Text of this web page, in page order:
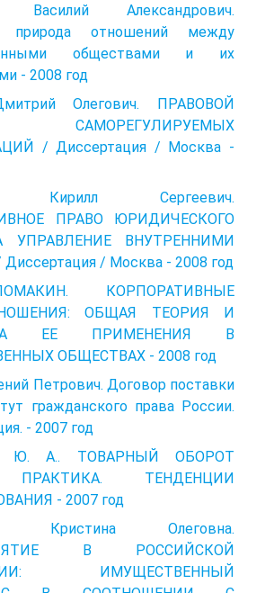
Василий Александрович.
природа отношений между
обществами и их
- 2008 год
Олегович. ПРАВОВОЙ
САМОРЕГУЛИРУЕМЫХ
/ Диссертация / Москва -
Кирилл Сергеевич.
ПРАВО ЮРИДИЧЕСКОГО
ВНУТРЕННИМИ
/ Москва - 2008 год
КОРПОРАТИВНЫЕ
ОБЩАЯ ТЕОРИЯ И
ЕЕ ПРИМЕНЕНИЯ В
ОБЩЕСТВАХ - 2008 год
Петрович. Договор поставки
гражданского права России.
- 2007 год
Ю. А.. ТОВАРНЫЙ ОБОРОТ
ПРАКТИКА. ТЕНДЕНЦИИ
- 2007 год
Кристина Олеговна.
В РОССИЙСКОЙ
ИМУЩЕСТВЕННЫЙ